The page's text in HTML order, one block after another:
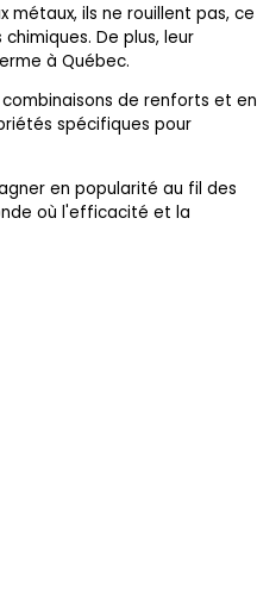
ils ne rouillent pas, ce
De plus, leur
à Québec.
de renforts et en
spécifiques pour
en popularité au fil des
où l'efficacité et la